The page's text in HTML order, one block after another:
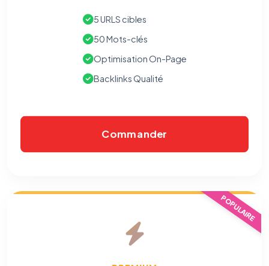
5 URLS cibles
50 Mots-clés
Optimisation On-Page
Backlinks Qualité
Commander
POPULAIRE
Nécessaires au fonctionnement du site : session, sécurité,
mémorisation de vos choix de consentement. Ils ne